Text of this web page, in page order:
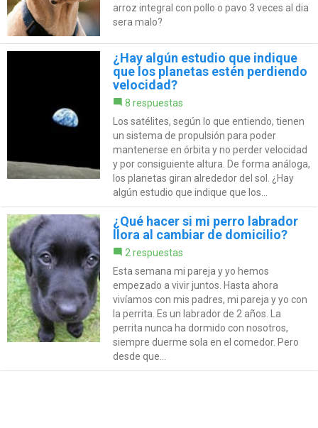
arroz integral con pollo o pavo 3 veces al dia
sera malo?
¿Hay algún estudio que indique
que los planetas estén perdiendo
velocidad?
8 respuestas
Los satélites, según lo que entiendo, tienen
un sistema de propulsión para poder
mantenerse en órbita y no perder velocidad
y por consiguiente altura. De forma análoga,
los planetas giran alrededor del sol. ¿Hay
algún estudio que indique que los...
¿Qué hacer si mi perro labrador
llora al cambiar de domicilio?
2 respuestas
Esta semana mi pareja y yo hemos
empezado a vivir juntos. Hasta ahora
vivíamos con mis padres, mi pareja y yo con
la perrita. Es un labrador de 2 años. La
perrita nunca ha dormido con nosotros,
siempre duerme sola en el comedor. Pero
desde que...